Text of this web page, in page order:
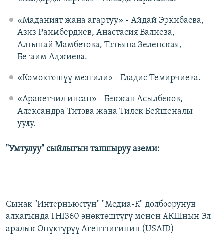
«Маданият жана агартуу» - Айдай Эркибаева,
Азиз Раимбердиев, Анастасия Валиева,
Алтынай Мамбетова, Татьяна Зеленская,
Бегаим Аджиева.
«Көмөктөшүү мезгили» - Гладис Темирчиева.
«Аракетчил инсан» - Бекжан Асылбеков,
Александра Титова жана Тилек Бейшеналы
уулу.
"Умтулуу" сыйлыгын тапшыруу аземи:
Сынак "Интерньюстун" "Медиа-К" долбоорунун
алкагында FHI360 өнөктөштүгү менен АКШнын Эл
аралык Өнүктүрүү Агенттигинин (USAID)